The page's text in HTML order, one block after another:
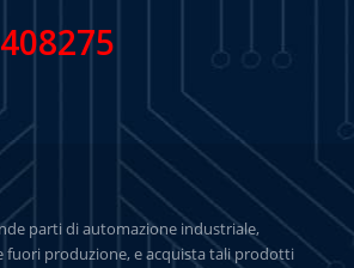
parti di automazione industriale,
produzione, e acquista tali prodotti